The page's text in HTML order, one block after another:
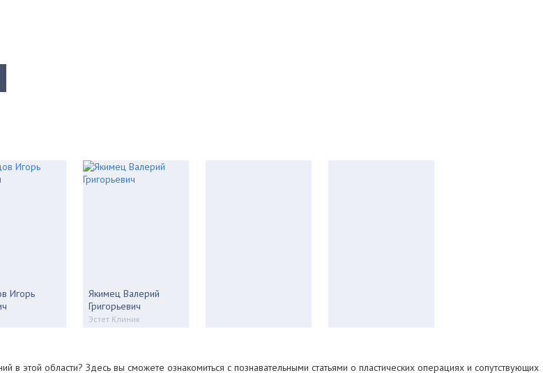
Игорь
Якимец Валерий
Григорьевич
Эстет Клиник
в этой области? Здесь вы сможете ознакомиться с познавательными статьями о пластических операциях и сопутствующих